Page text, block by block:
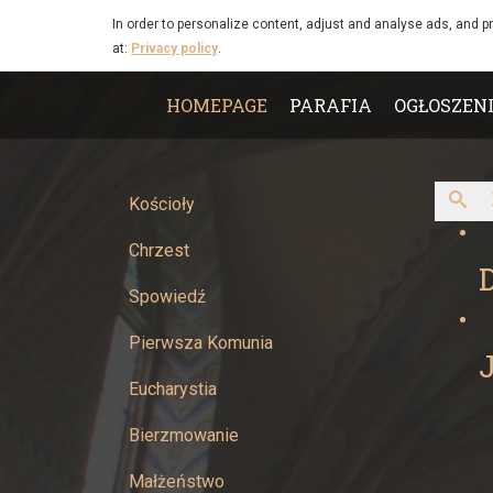
Burmistrz
miasta
Żywca
Parafia
Narodzenia
Najświętszej
Maryi
Panny
In order to personalize content, adjust and analyse ads, and
at: Privacy policy.
Main
menu
HOMEPAGE PARAFIA
Kościoły
Chrzest
Spowiedź
Pierwsza Komunia
Eucharystia
Bierzmowanie
Małżeństwo